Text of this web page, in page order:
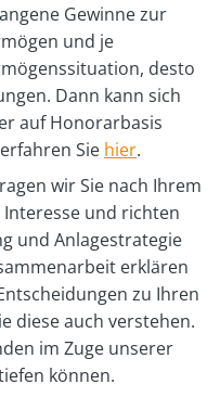
Gewinne zur
und je
desto
Dann kann sich
auf Honorarbasis
Sie hier.
wir Sie nach Ihrem
und richten
und Anlagestrategie
erklären
zu Ihren
diese auch verstehen.
im Zuge unserer
können.